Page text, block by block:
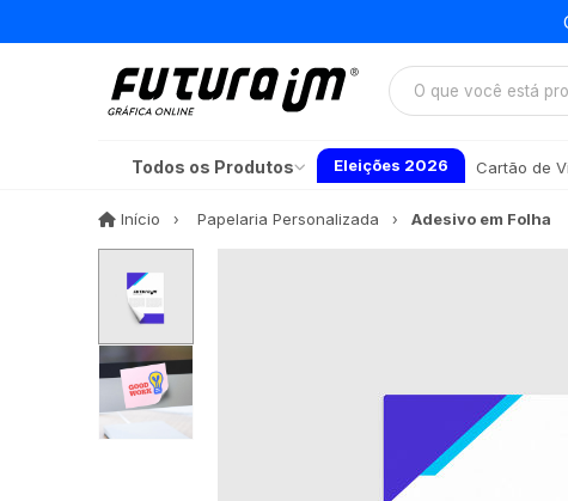
Todos os Produtos Eleições 2026 Cartão de
Início InícioPapelaria Personalizada Adesivo em Folha